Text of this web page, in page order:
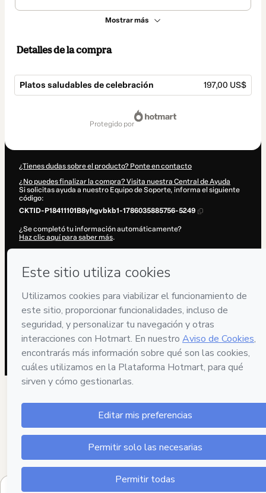
Mostrar más
Detalles de la compra
Platos saludables de celebración 197,00 US$
protegido por
¿Tienes dudas sobre el producto? Ponte en contacto
¿No puedes finalizar la compra? Visita nuestra Central de Ayuda
Si solicitas ayuda a nuestro Equipo de Soporte, informa el siguiente
código:
CKTID-P18411101B8yhgvbkb1-1786035885756-5249
¿Se completó tu información automáticamente?
Haz clic aquí para saber más.
tiene responsabilidad por el contenido y/o control sobre él; (ii) acepto
losTérminos de Uso de Hotmart ,Políticas de Privacidad
acompañado por un tutor legal.
Más información sobre tu compraaquí.
Hotmart ©2026 - Todos los derechos reservados
2026-08-06T17:04:47.992Z